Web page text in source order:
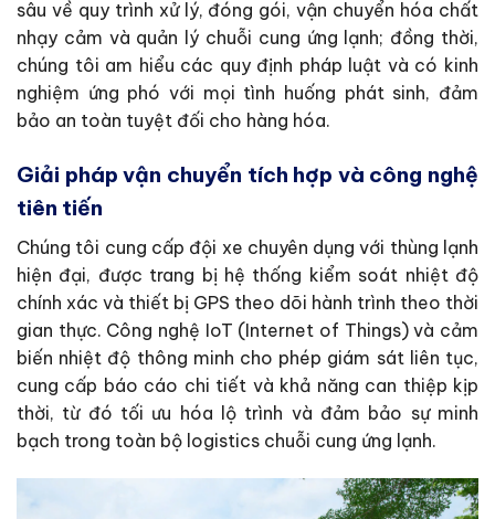
sâu về quy trình xử lý, đóng gói, vận chuyển hóa chất
nhạy cảm và quản lý chuỗi cung ứng lạnh; đồng thời,
chúng tôi am hiểu các quy định pháp luật và có kinh
nghiệm ứng phó với mọi tình huống phát sinh, đảm
bảo an toàn tuyệt đối cho hàng hóa.
Giải pháp vận chuyển tích hợp và công nghệ
tiên tiến
Chúng tôi cung cấp đội xe chuyên dụng với thùng lạnh
hiện đại, được trang bị hệ thống kiểm soát nhiệt độ
chính xác và thiết bị GPS theo dõi hành trình theo thời
gian thực. Công nghệ IoT (Internet of Things) và cảm
biến nhiệt độ thông minh cho phép giám sát liên tục,
cung cấp báo cáo chi tiết và khả năng can thiệp kịp
thời, từ đó tối ưu hóa lộ trình và đảm bảo sự minh
bạch trong toàn bộ logistics chuỗi cung ứng lạnh.